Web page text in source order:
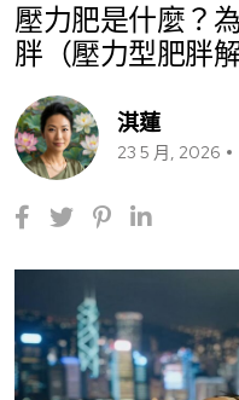
壓力肥是什麼？
胖（壓力型肥胖解
淇蓮
23 5 月, 2026